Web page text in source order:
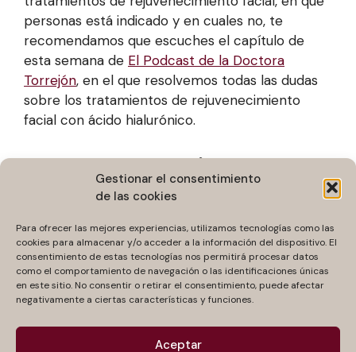
Gestionar el consentimiento
de las cookies
Para ofrecer las mejores experiencias, utilizamos tecnologías como las
cookies para almacenar y/o acceder a la información del dispositivo. El
consentimiento de estas tecnologías nos permitirá procesar datos
como el comportamiento de navegación o las identificaciones únicas
en este sitio. No consentir o retirar el consentimiento, puede afectar
negativamente a ciertas características y funciones.
Aceptar
personas está indicado y en cuales no, te
recomendamos que escuches el capítulo de
esta semana de El Podcast de la Doctora
Torrejón, en el que resolvemos todas las dudas
sobre los tratamientos de rejuvenecimiento
facial con ácido hialurónico.